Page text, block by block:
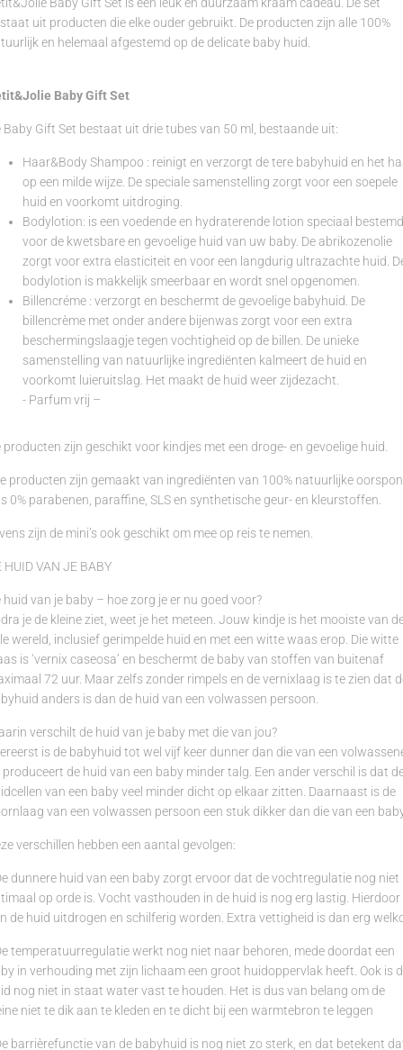
Baby Gift Set is een leuk en duurzaam kraam cadeau. De set
uit producten die elke ouder gebruikt. De producten zijn alle 100%
en helemaal afgestemd op de delicate baby huid.
Baby Gift Set
Baby Gift Set bestaat uit drie tubes van 50 ml, bestaande uit:
Haar&Body Shampoo : reinigt en verzorgt de tere babyhuid en het
op een milde wijze. De speciale samenstelling zorgt voor een soepele
huid en voorkomt uitdroging.
Bodylotion: is een voedende en hydraterende lotion speciaal bestemd
voor de kwetsbare en gevoelige huid van uw baby. De abrikozenolie
zorgt voor extra elasticiteit en voor een langdurig ultrazachte huid.
bodylotion is makkelijk smeerbaar en wordt snel opgenomen.
Billencréme : verzorgt en beschermt de gevoelige babyhuid. De
billencrème met onder andere bijenwas zorgt voor een extra
beschermingslaagje tegen vochtigheid op de billen. De unieke
samenstelling van natuurlijke ingrediënten kalmeert de huid en
voorkomt luieruitslag. Het maakt de huid weer zijdezacht.
​- Parfum vrij –
producten zijn geschikt voor kindjes met een droge- en gevoelige huid.
producten zijn gemaakt van ingrediënten van 100% natuurlijke
0% parabenen, paraffine, SLS en synthetische geur- en kleurstoffen.
zijn de mini’s ook geschikt om mee op reis te nemen.
HUID VAN JE BABY
huid van je baby – hoe zorg je er nu goed voor?
je de kleine ziet, weet je het meteen. Jouw kindje is het mooiste van
wereld, inclusief gerimpelde huid en met een witte waas erop. Die witte
is ‘vernix caseosa’ en beschermt de baby van stoffen van buitenaf
72 uur. Maar zelfs zonder rimpels en de vernixlaag is te zien dat
anders is dan de huid van een volwassen persoon.
verschilt de huid van je baby met die van jou?
is de babyhuid tot wel vijf keer dunner dan die van een
produceert de huid van een baby minder talg. Een ander verschil is dat
van een baby veel minder dicht op elkaar zitten. Daarnaast is de
van een volwassen persoon een stuk dikker dan die van een
verschillen hebben een aantal gevolgen:
dunnere huid van een baby zorgt ervoor dat de vochtregulatie nog niet
op orde is. Vocht vasthouden in de huid is nog erg lastig. Hierdoor
de huid uitdrogen en schilferig worden. Extra vettigheid is dan erg
temperatuurregulatie werkt nog niet naar behoren, mede doordat een
in verhouding met zijn lichaam een groot huidoppervlak heeft. Ook is
nog niet in staat water vast te houden. Het is dus van belang om de
niet te dik aan te kleden en te dicht bij een warmtebron te leggen
barrièrefunctie van de babyhuid is nog niet zo sterk, en dat betekent